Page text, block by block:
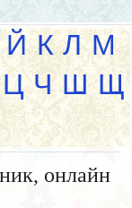
Й К Л М
Ц Ч Ш Щ
онлайн